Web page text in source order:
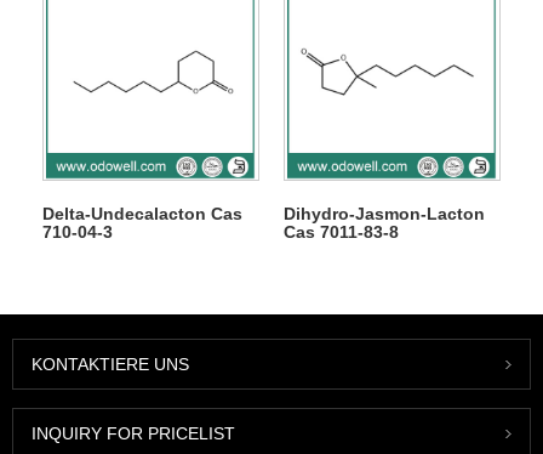
Delta-Undecalacton Cas
710-04-3
Dihydro-Jasmon-Lacton
Cas 7011-83-8
KONTAKTIERE UNS
INQUIRY FOR PRICELIST